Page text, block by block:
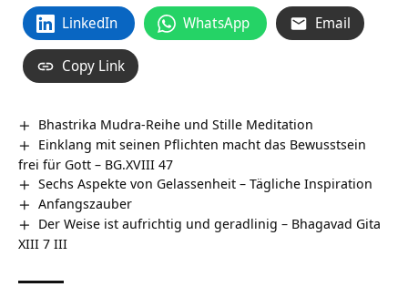
LinkedIn WhatsApp Email
Copy Link
Bhastrika Mudra-Reihe und Stille Meditation
Einklang mit seinen Pflichten macht das Bewusstsein
frei für Gott – BG.XVIII 47
Sechs Aspekte von Gelassenheit – Tägliche Inspiration
Anfangszauber
Der Weise ist aufrichtig und geradlinig – Bhagavad Gita
XIII 7 III